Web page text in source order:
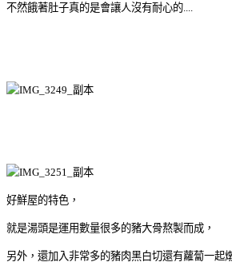
不然餓著肚子真的是會讓人沒有耐心的....
好鮮屋的特色，
就是湯頭是運用數量很多的豬大骨熬製而成，
另外，還加入非常多的豬肉黑白切還有蘿蔔一起